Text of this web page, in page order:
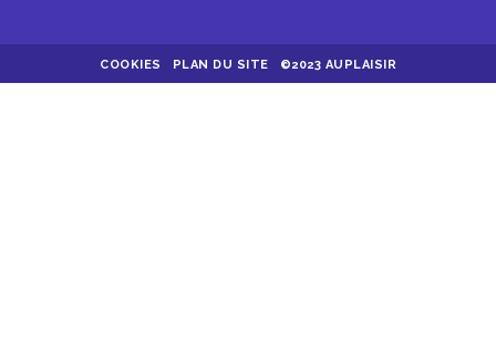
COOKIES PLAN DU SITE ©2023 AUPLAISIR